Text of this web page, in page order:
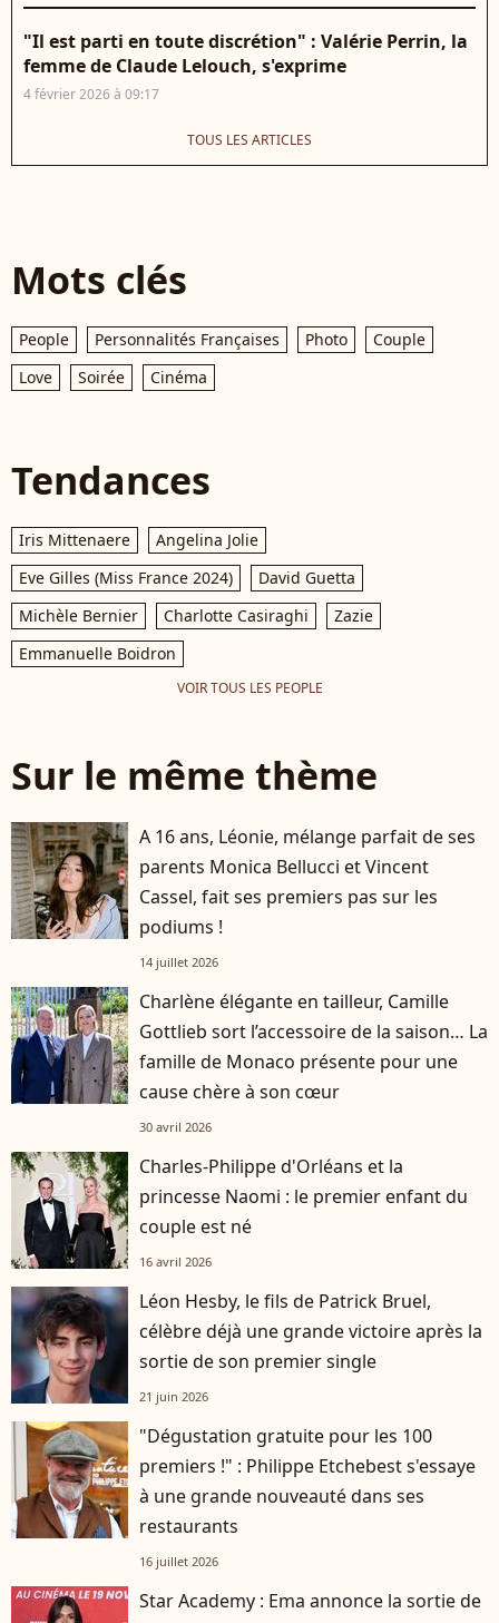
"Il est parti en toute discrétion" : Valérie Perrin, la
femme de Claude Lelouch, s'exprime
4 février 2026 à 09:17
TOUS LES ARTICLES
Mots clés
People Personnalités Françaises Photo
Couple
Love
Soirée Cinéma
Tendances
Iris Mittenaere
Angelina Jolie
Eve Gilles (Miss France 2024)
David Guetta
Michèle Bernier
Charlotte Casiraghi
Zazie
Emmanuelle Boidron
VOIR TOUS LES PEOPLE
Sur le même thème
A 16 ans, Léonie, mélange parfait de ses
parents Monica Bellucci et Vincent
Cassel, fait ses premiers pas sur les
podiums !
14 juillet 2026
Charlène élégante en tailleur, Camille
Gottlieb sort l’accessoire de la saison… La
famille de Monaco présente pour une
cause chère à son cœur
30 avril 2026
Charles-Philippe d'Orléans et la
princesse Naomi : le premier enfant du
couple est né
16 avril 2026
Léon Hesby, le fils de Patrick Bruel,
célèbre déjà une grande victoire après la
sortie de son premier single
21 juin 2026
"Dégustation gratuite pour les 100
premiers !" : Philippe Etchebest s'essaye
à une grande nouveauté dans ses
restaurants
16 juillet 2026
Star Academy : Ema annonce la sortie de